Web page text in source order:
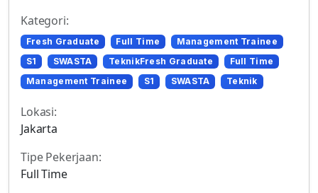
Kategori:
Fresh Graduate Full Time
Management Trainee
S1
SWASTA TeknikFresh Graduate
Full Time
Management Trainee
S1 SWASTA Teknik
Lokasi:
Jakarta
Tipe Pekerjaan:
Full Time